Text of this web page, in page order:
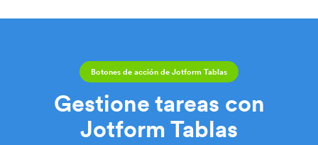
Botones de acción de Jotform Tablas
Gestione tareas con
Jotform Tablas